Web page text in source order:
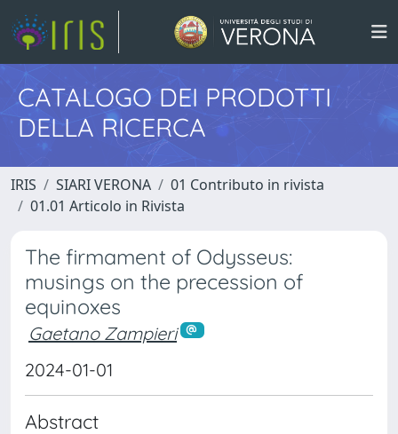
CATALOGO DEI PRODOTTI
DELLA RICERCA
IRIS SIARI VERONA
01 Contributo in rivista
01.01 Articolo in Rivista
The firmament of Odysseus:
musings on the precession of
equinoxes
Gaetano Zampieri
2024-01-01
Abstract